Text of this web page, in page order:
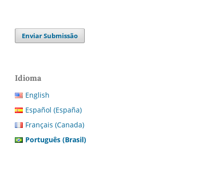
Enviar Submissão
Idioma
English
Español (España)
Français (Canada)
Português (Brasil)